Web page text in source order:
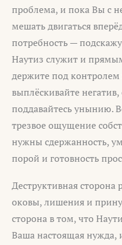
проблема, и пока Вы с
мешать двигаться
потребность —
Наутиз служит и
держите под
выплёскивайте
поддавайтесь унынию.
трезвое ощущение
нужны сдержанность,
порой и готовность
Деструктивная
оковы, лишения и
сторона в том, что
Ваша настоящая нужда,